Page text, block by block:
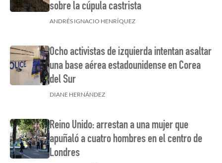
sobre la cúpula castrista
ANDRÉS IGNACIO HENRÍQUEZ
Ocho activistas de izquierda intentan asaltar
una base aérea estadounidense en Corea
del Sur
DIANE HERNÁNDEZ
Reino Unido: arrestan a una mujer que
apuñaló a cuatro hombres en el centro de
Londres